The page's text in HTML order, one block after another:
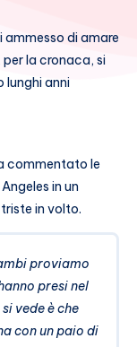
di amare
per la cronaca, si
lunghi anni
commentato le
in un
in volto.
proviamo
presi nel
vede è che
con un paio di